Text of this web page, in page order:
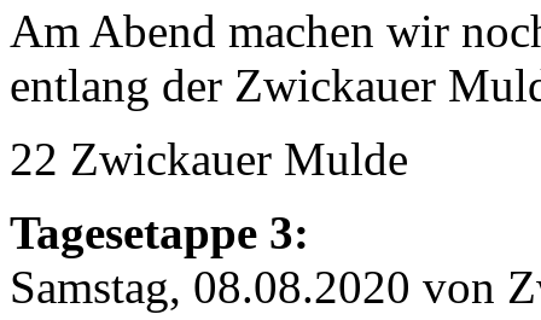
Am Abend machen wir
entlang der Zwickauer
22 Zwickauer Mulde
Tagesetappe 3:
Samstag, 08.08.2020 von